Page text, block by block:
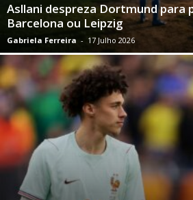
Asllani despreza Dortmund para
Barcelona ou Leipzig
Gabriela Ferreira - 17 Julho 2026